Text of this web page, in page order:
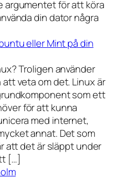
argumentet för att köra
din dator några
eller Mint på din
Troligen använder
veta om det. Linux är
som ett
för att kunna
med internet,
annat. Det som
att det är släppt under
[…]